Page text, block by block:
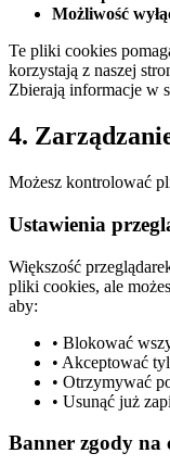
Możliwość
Te pliki cookies
korzystają z naszej
Zbierają informacje w
4.
Możesz kontrolować
Ustawienia
Większość
pliki cookies, ale
aby:
• Blokować
• Akceptować
• Otrzymywać
• Usunąć już
Banner zgody na